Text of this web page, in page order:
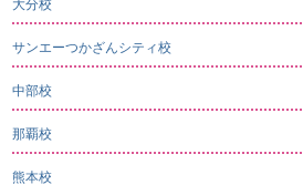
大分校
サンエーつかざんシティ校
中部校
那覇校
熊本校